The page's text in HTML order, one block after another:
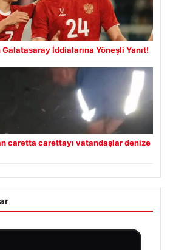
İddialarına Yöneşli Yanıt!
caretta carettayı vatandaşlar denize